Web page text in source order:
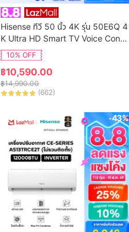
Hisense ทีวี 50 นิ้ว 4K รุ่น 50E6Q 4
K Ultra HD Smart TV Voice Contr
ol WIFI Build in Netflix & Youtube
VIDAA U7.6  /DVB-T2 / USB2.0 /
HDMI /AV / DTS Virtual X / Dolby
Digital
10% OFF
฿10,590.00
฿14,990.00
(662)
-43%